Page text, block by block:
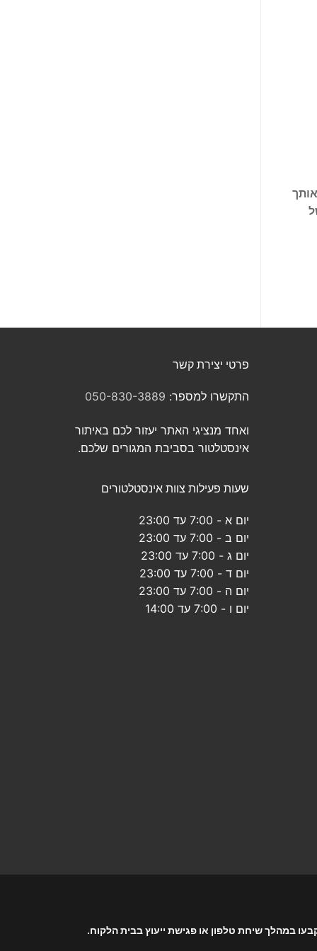
פרטי יצירת קשר
התקשרו למספר: 050-830-3889
ואחד מנציגי האתר יעזור לכם באיתור
אינסטלטור בסביבת המגורים שלכם.
שעות פעילות צוות אינסטלטורים
יום א - 7:00 עד 23:00
יום ב - 7:00 עד 23:00
יום ג - 7:00 עד 23:00
יום ד - 7:00 עד 23:00
יום ה - 7:00 עד 23:00
יום ו - 7:00 עד 14:00
במהלך שיחת טלפון או פגישת ייעוץ בבית הלקוח.